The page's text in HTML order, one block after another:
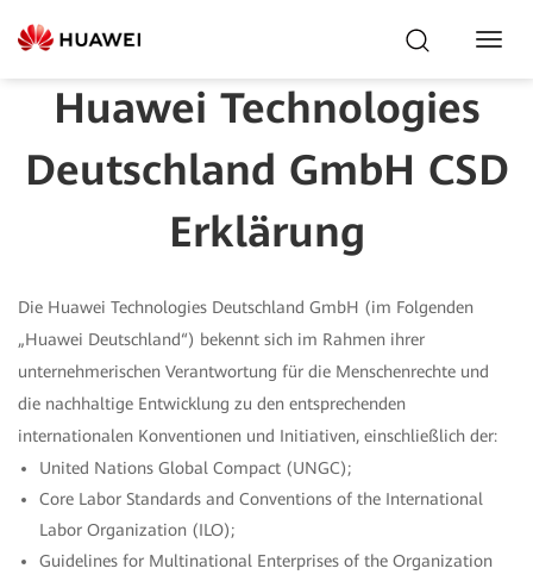
Huawei Technologies
Deutschland GmbH CSD
Erklärung
Die Huawei Technologies Deutschland GmbH (im Folgenden
„Huawei Deutschland“) bekennt sich im Rahmen ihrer
unternehmerischen Verantwortung für die Menschenrechte und
die nachhaltige Entwicklung zu den entsprechenden
internationalen Konventionen und Initiativen, einschließlich der:
United Nations Global Compact (UNGC);
Core Labor Standards and Conventions of the International
Labor Organization (ILO);
Guidelines for Multinational Enterprises of the Organization